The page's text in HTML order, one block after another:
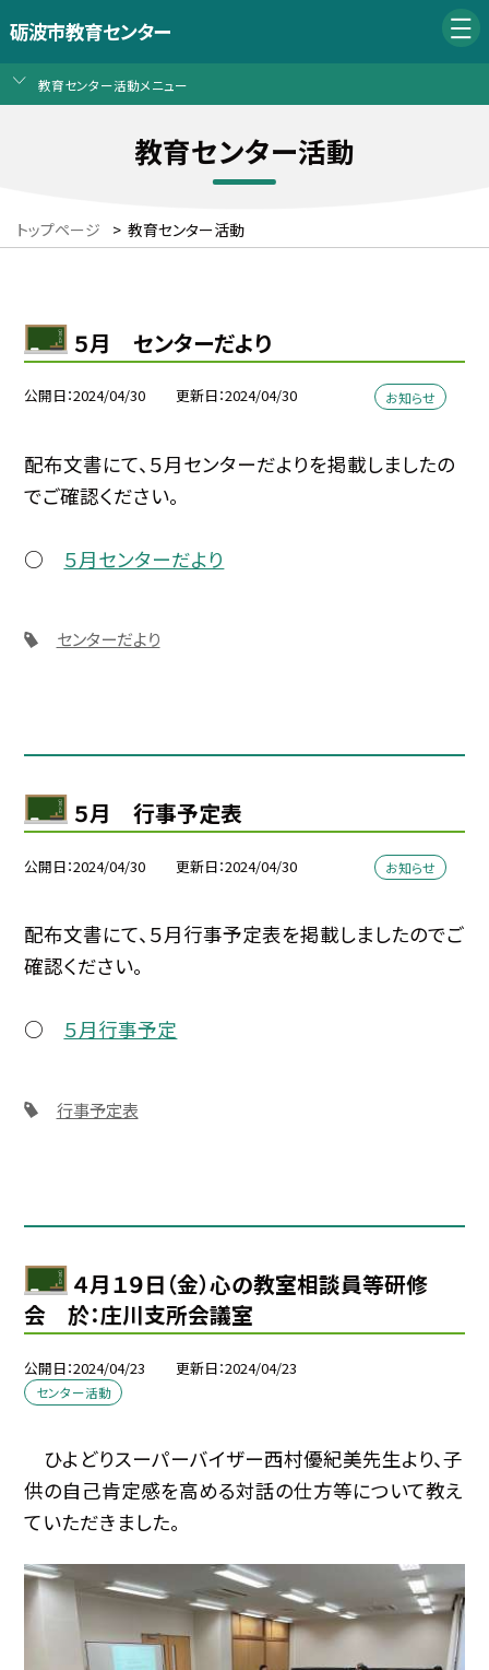
砺波市教育センター
教育センター活動メニュー
教育センター活動
トップページ > 教育センター活動
５月 センターだより
公開日 2024/04/30 更新日 2024/04/30 お知らせ
配布文書にて、５月センターだよりを掲載しましたの
でご確認ください。
○ ５月センターだより
センターだより
５月 行事予定表
公開日 2024/04/30 更新日 2024/04/30 お知らせ
配布文書にて、５月行事予定表を掲載しましたのでご
確認ください。
○ ５月行事予定
行事予定表
４月１９日（金）心の教室相談員等研修
会 於：庄川支所会議室
公開日 2024/04/23 更新日 2024/04/23
センター活動
ひよどりスーパーバイザー西村優紀美先生より、子
供の自己肯定感を高める対話の仕方等について教え
ていただきました。